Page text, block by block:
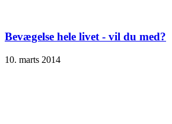
Bevægelse hele livet - vil du med?
10. marts 2014